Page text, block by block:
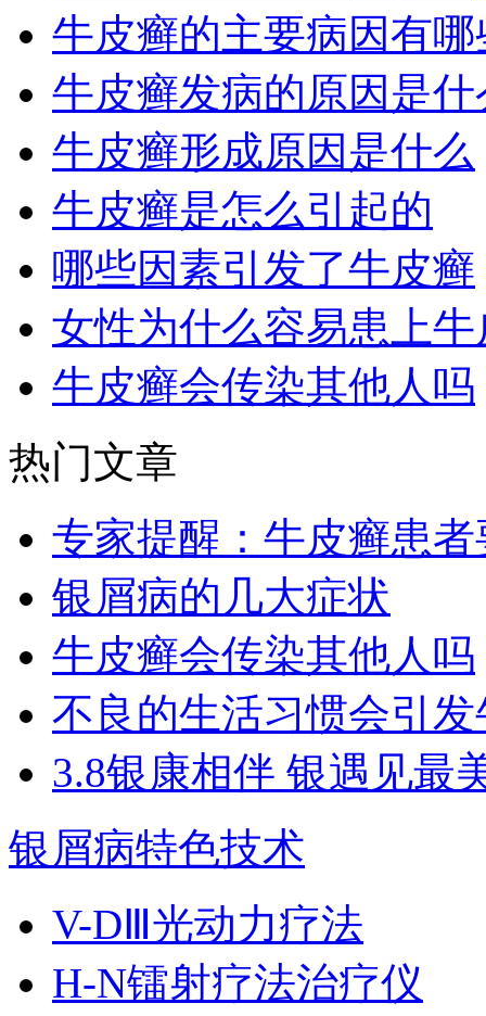
牛皮癣的主要病因有哪
牛皮癣发病的原因是什
牛皮癣形成原因是什么
牛皮癣是怎么引起的
哪些因素引发了牛皮癣
女性为什么容易患上牛
牛皮癣会传染其他人吗
热门文章
专家提醒：牛皮癣患
银屑病的几大症状
牛皮癣会传染其他人吗
不良的生活习惯会引
3.8银康相伴 银遇见最
银屑病特色技术
V-DⅢ光动力疗法
H-N镭射疗法治疗仪